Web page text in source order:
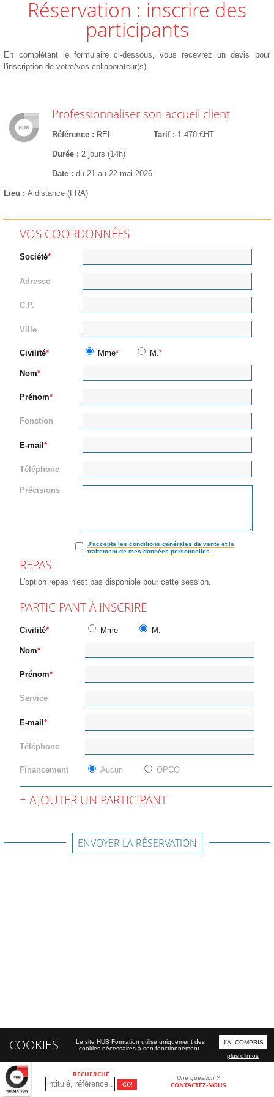
RECHERCHE Une question ?
CONTACTEZ-NOUS
Réservation : inscrire des
participants
En complétant le formulaire ci-dessous, vous recevrez un devis pour
l'inscription de votre/vos collaborateur(s).
Professionnaliser son accueil client
Référence REL Tarif 1 470 €HT
Durée 2 jours (14h)
Date du 21 au 22 mai 2026
Lieu A distance (FRA)
VOS COORDONNÉES
Société
Adresse
C.P.
Ville
Civilité Mme M.
Nom
Prénom
Fonction
E-mail
Téléphone
Précisions
J'accepte les conditions générales de vente et le
traitement de mes données personnelles.
REPAS
L'option repas n'est pas disponible pour cette session.
PARTICIPANT À INSCRIRE
Civilité Mme M.
Nom
Prénom
Service
E-mail
Téléphone
Financement Aucun OPCO
AJOUTER UN PARTICIPANT
ENVOYER LA RÉSERVATION
COOKIES
Le site HUB Formation utilise uniquement des
cookies nécessaires à son fonctionnement.
J'AI COMPRIS
plus d'infos